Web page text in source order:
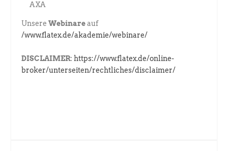
AXA
UnsereWebinareauf
/www.flatex.de/akademie/webinare/
DISCLAIMER: https://www.flatex.de/online-
broker/unterseiten/rechtliches/disclaimer/